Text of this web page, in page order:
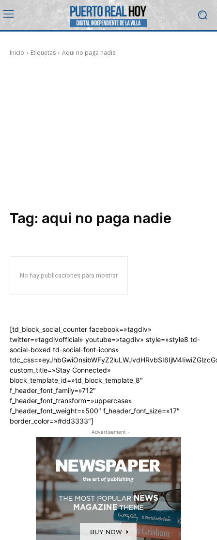
Inicio Etiquetas Aqui no paga nadie
Tag: aqui no paga nadie
No hay publicaciones para mostrar
[td_block_social_counter facebook=»tagdiv»
twitter=»tagdivofficial» youtube=»tagdiv» style=»style8 td-
social-boxed td-social-font-icons»
custom_title=»Stay Connected»
block_template_id=»td_block_template_8″
f_header_font_family=»712″
f_header_font_transform=»uppercase»
f_header_font_weight=»500″ f_header_font_size=»17″
border_color=»#dd3333″]
- Advertisement -